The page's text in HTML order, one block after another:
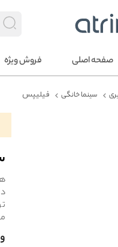
صفحه اصلی فروش ویژه
سینما خانگی فیلیپس